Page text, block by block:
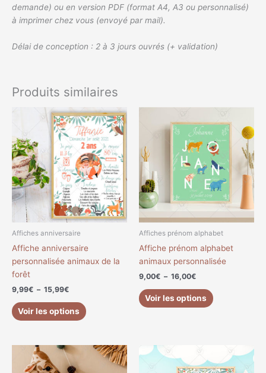
demande) ou en version PDF (format A4, A3 ou personnalisé)
à imprimer chez vous (envoyé par mail).
Délai de conception : 2 à 3 jours ouvrés (+ validation)
Produits similaires
Affiches anniversaire
Affiche anniversaire
personnalisée animaux de la
forêt
9,99€ – 15,99€
Plage
de
prix :
9,99€
à
15,99€
Voir les options
Ce
produit
a
plusieurs
variations.
Les
options
peuvent
être
sur
la
Affiches prénom alphabet
Affiche prénom alphabet
animaux personnalisée
9,00€ – 16,00€
de
prix :
9,00€
à
16,00€
Voir les options
produit
a
plusieurs
variations.
Les
options
peuvent
être
choisies
sur
la
produit
Plage
de
prix :
Ce
produit
prix :produit